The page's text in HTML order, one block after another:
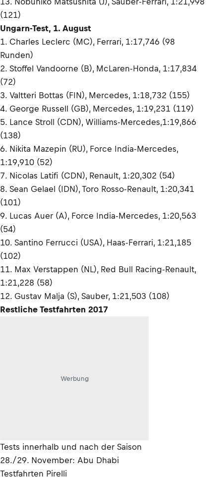
(121)
Ungarn-Test, 1. August
1. Charles Leclerc (MC), Ferrari, 1:17,746 (98
Runden)
2. Stoffel Vandoorne (B), McLaren-Honda, 1:17,834
(72)
3. Valtteri Bottas (FIN), Mercedes, 1:18,732 (155)
4. George Russell (GB), Mercedes, 1:19,231 (119)
5. Lance Stroll (CDN), Williams-Mercedes,1:19,866
(138)
6. Nikita Mazepin (RU), Force India-Mercedes,
1:19,910 (52)
7. Nicolas Latifi (CDN), Renault, 1:20,302 (54)
8. Sean Gelael (IDN), Toro Rosso-Renault, 1:20,341
(101)
9. Lucas Auer (A), Force India-Mercedes, 1:20,563
(54)
10. Santino Ferrucci (USA), Haas-Ferrari, 1:21,185
(102)
11. Max Verstappen (NL), Red Bull Racing-Renault,
1:21,228 (58)
12. Gustav Malja (S), Sauber, 1:21,503 (108)
Restliche Testfahrten 2017
Werbung
Tests innerhalb und nach der Saison
28./29. November: Abu Dhabi
Testfahrten Pirelli